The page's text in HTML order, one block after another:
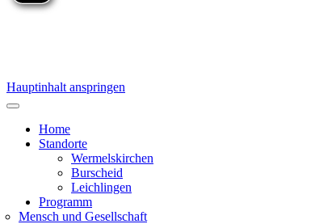
Hauptinhalt anspringen
Home
Standorte
Wermelskirchen
Burscheid
Leichlingen
Programm
Mensch und Gesellschaft